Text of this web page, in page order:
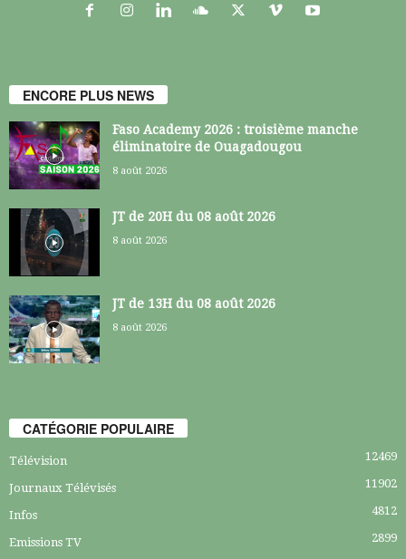
ENCORE PLUS NEWS
Faso Academy 2026 : troisième manche
éliminatoire de Ouagadougou
8 août 2026
JT de 20H du 08 août 2026
8 août 2026
JT de 13H du 08 août 2026
8 août 2026
CATÉGORIE POPULAIRE
Télévision 12469
Journaux Télévisés 11902
Infos 4812
Emissions TV
2899